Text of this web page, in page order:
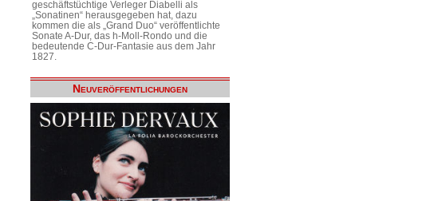
geschäftstüchtige Verleger Diabelli als
„Sonatinen“ herausgegeben hat, dazu
kommen die als „Grand Duo“ veröffentlichte
Sonate A-Dur, das h-Moll-Rondo und die
bedeutende C-Dur-Fantasie aus dem Jahr
1827.
Neuveröffentlichungen